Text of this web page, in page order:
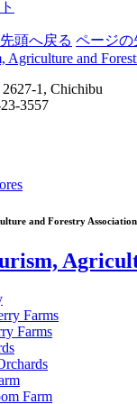
頭へ戻る ページの
1, Chichibu
3557
and Forestry Association
Farms
Farms
Farm